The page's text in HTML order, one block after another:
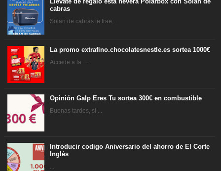
cabras
Solan de cabras te trae ...
La promo extrafino.chocolatesnestle.es sortea 1000€
Accede a la ...
Opinión Galp Eres Tu sortea 300€ en combustible
Buenas tardes, si ...
Introducir codigo Aniversario del ahorro de El Corte
Inglés
...